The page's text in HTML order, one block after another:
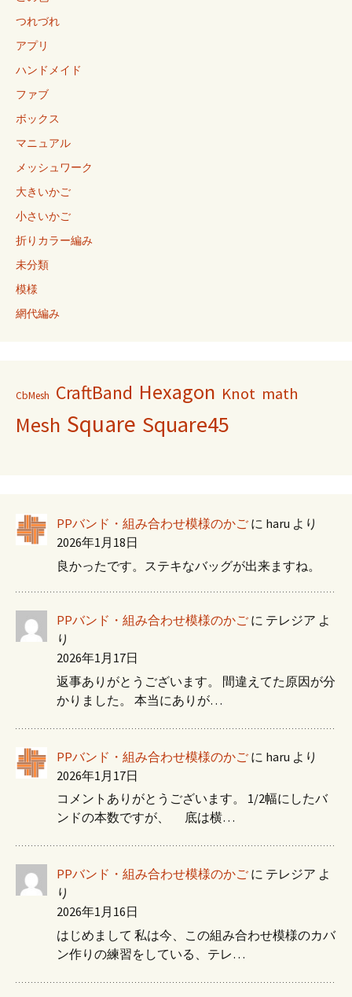
つれづれ
アプリ
ハンドメイド
ファブ
ボックス
マニュアル
メッシュワーク
大きいかご
小さいかご
折りカラー編み
未分類
模様
網代編み
CbMesh CraftBand Hexagon Knot math
Mesh Square Square45
PPバンド・組み合わせ模様のかご に haru より
2026年1月18日
良かったです。ステキなバッグが出来ますね。
PPバンド・組み合わせ模様のかご に テレジア よ
り
2026年1月17日
返事ありがとうございます。 間違えてた原因が分
かりました。 本当にありが…
PPバンド・組み合わせ模様のかご に haru より
2026年1月17日
コメントありがとうございます。 1/2幅にしたバ
ンドの本数ですが、 底は横…
PPバンド・組み合わせ模様のかご に テレジア よ
り
2026年1月16日
はじめまして 私は今、この組み合わせ模様のカバ
ン作りの練習をしている、テレ…